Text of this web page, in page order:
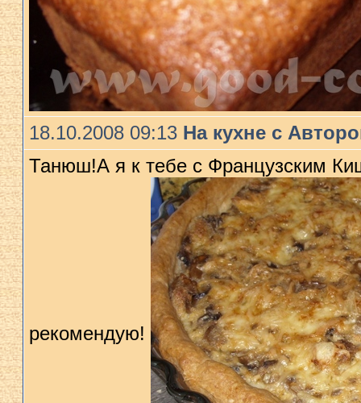
18.10.2008 09:13 На кухне с
Танюш!А я к тебе с Французским
рекомендую!